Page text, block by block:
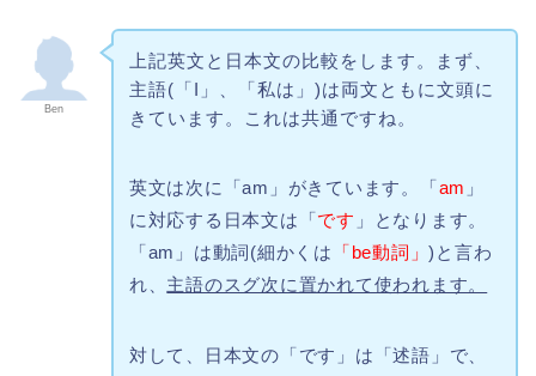
Ben
上記英文と日本文の比較をします。まず、
主語(「I」、「私は」)は両文ともに文頭に
きています。これは共通ですね。
英文は次に「am」がきています。「am 」
に対応する日本文は「です 」となります。
「am」は動詞(細かくは
「be動詞」)と言わ
れ、 主語のスグ次に置かれて使われます。
対して、日本文の「です」は「述語」で、